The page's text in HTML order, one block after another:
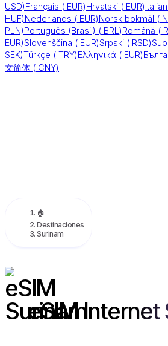
USD)Français ( EUR)Hrvatski ( EUR)
HUF)Nederlands ( EUR)Norsk bokmål (
PLN)Português (Brasil) ( BRL)Română (
EUR)Slovenščina ( EUR)Srpski ( RSD)
SEK)Türkçe ( TRY)Ελληνικά ( EUR)
文简体 ( CNY)
🏠
Destinaciones
Surinam
eSIM Internet